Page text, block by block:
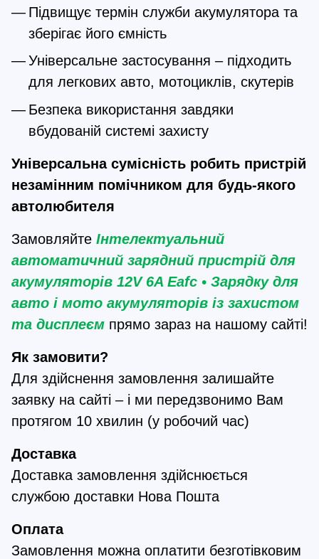
Підвищує термін служби акумулятора та
зберігає його ємність
Універсальне застосування – підходить
для легкових авто, мотоциклів, скутерів
Безпека використання завдяки
вбудованій системі захисту
Універсальна сумісність робить пристрій
незамінним помічником для будь-якого
автолюбителя
Замовляйте Інтелектуальний
автоматичний зарядний пристрій для
акумуляторів 12V 6A Eafc • Зарядку для
авто і мото акумуляторів із захистом
та дисплеєм прямо зараз на нашому сайті!
Як замовити?
Для здійснення замовлення залишайте
заявку на сайті – і ми передзвонимо Вам
протягом 10 хвилин (у робочий час)
Доставка
Доставка замовлення здійснюється
службою доставки Нова Пошта
Оплата
Замовлення можна оплатити безготівковим